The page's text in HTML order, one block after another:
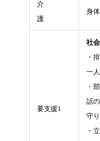
介
護
身
要支援1
社
・
一
・
話
守
・